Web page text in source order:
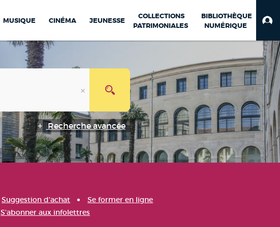
MUSIQUE CINÉMA JEUNESSE
COLLECTIONS
PATRIMONIALES
BIBLIOTHÈQUE
NUMÉRIQUE
Recherche avancée
Suggestion d'achat
Se former en ligne
S'abonner aux infolettres